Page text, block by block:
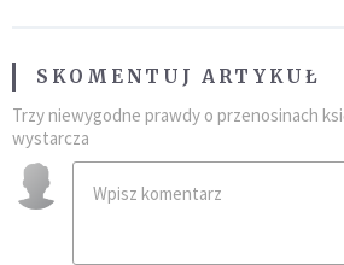
SKOMENTUJ ARTYKUŁ
Trzy niewygodne prawdy o przenosinach
wystarcza